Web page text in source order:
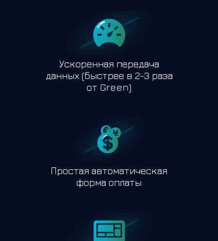
Ускоренная передача
данных (быстрее в 2-3 раза
от Green)
Простая автоматическая
форма оплаты